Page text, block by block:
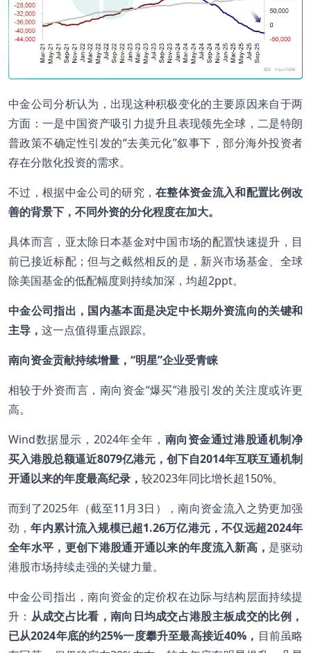
中金公司分析认为，出现这种积极变化的主要原因来自于两
方面：一是中国资产吸引力提升且表现领先全球，二是特朗
普政策不确定性引发的“去美元化”叙事下，部分海外投资者
存在分散化投资的需求。
不过，根据中金公司的研究，在整体资金流入和配置比例改
善的背景下，不同外资的分化程度在加大。
具体而言，亚太除日本基金对中国市场的配置快速提升，目
前已接近标配；但与之截然相反的是，新兴市场基金、全球
除美国基金的低配幅度则持续加深，均超2ppt。
中金公司指出，国内基本面是决定中长期外资流向的关键和
主导， 这一点值得重点跟踪。
南向资金贡献持续增量，“明星”企业受青睐
相较于外资而言，南向资金“爆买”港股引发的关注度或许更
高。
Wind数据显示，2024年全年， 南向资金通过港股通机制净
买入港股总额逼近8079亿港元，创下自2014年互联互通机制
开通以来的年度最高纪录， 较2023年同比增长超150%。
而到了2025年（截至11月3日），南向资金流入之势更加强
劲，年内累计流入规模已超1.26万亿港元，不仅远超2024年
全年水平，更创下港股通开通以来的年度流入新高， 是驱动
港股市场持续走强的关键力量。
中金公司指出，南向资金的定价权在边际与结构层面持续提
升： 从成交占比看，南向日均成交占港股主板成交的比例，
已从2024年底的约25%一度攀升至最高接近40% ， 目前虽略